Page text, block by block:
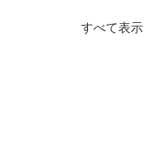
すべて表示